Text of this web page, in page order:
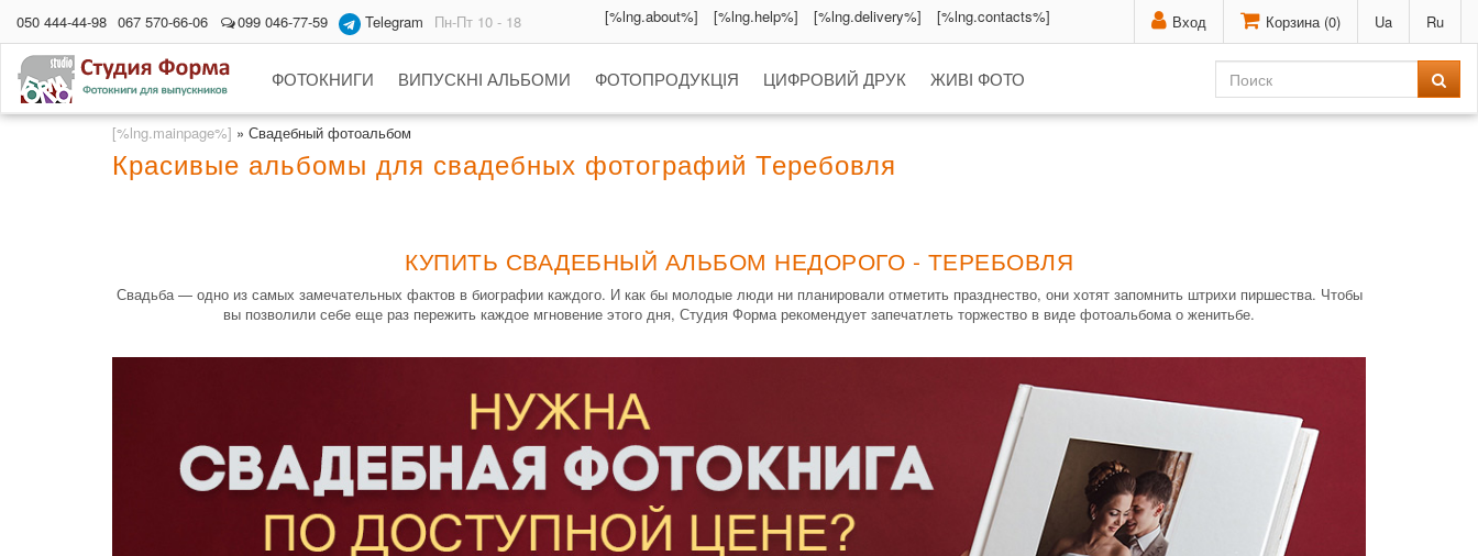
Вход Корзина (0) Ua Ru
050 444-44-98 067 570-66-06 099 046-77-59 Telegram Пн-Пт 10 - 18 [%lng.about%] [%lng.help%] [%lng.delivery%] [%lng.contacts%]
ФОТОКНИГИ ВИПУСКНІ АЛЬБОМИ ФОТОПРОДУКЦІЯ ЦИФРОВИЙ ДРУК ЖИВІ ФОТО
[%lng.mainpage%] » Свадебный фотоальбом
Красивые альбомы для свадебных фотографий Теребовля
КУПИТЬ СВАДЕБНЫЙ АЛЬБОМ НЕДОРОГО - ТЕРЕБОВЛЯ
Свадьба — одно из самых замечательных фактов в биографии каждого. И как бы молодые люди ни планировали отметить празднество, они хотят запомнить штрихи пиршества. Чтобы
вы позволили себе еще раз пережить каждое мгновение этого дня, Студия Форма рекомендует запечатлеть торжество в виде фотоальбома о женитьбе.